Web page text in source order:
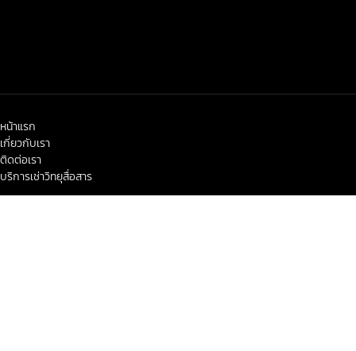
หน้าแรก
เกี่ยวกับเรา
ติดต่อเรา
บริการเช่าวิทยุสื่อสาร